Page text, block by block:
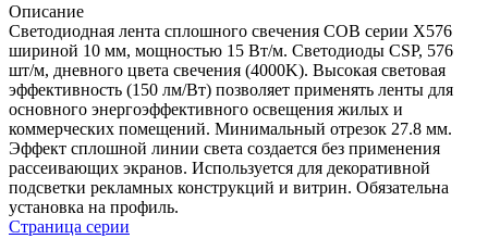
Описание
Светодиодная лента сплошного свечения COB серии X576
шириной 10 мм, мощностью 15 Вт/м. Светодиоды CSP, 576
шт/м, дневного цвета свечения (4000K). Высокая световая
эффективность (150 лм/Вт) позволяет применять ленты для
основного энергоэффективного освещения жилых и
коммерческих помещений. Минимальный отрезок 27.8 мм.
Эффект сплошной линии света создается без применения
рассеивающих экранов. Используется для декоративной
подсветки рекламных конструкций и витрин. Обязательна
установка на профиль.
Страница серии